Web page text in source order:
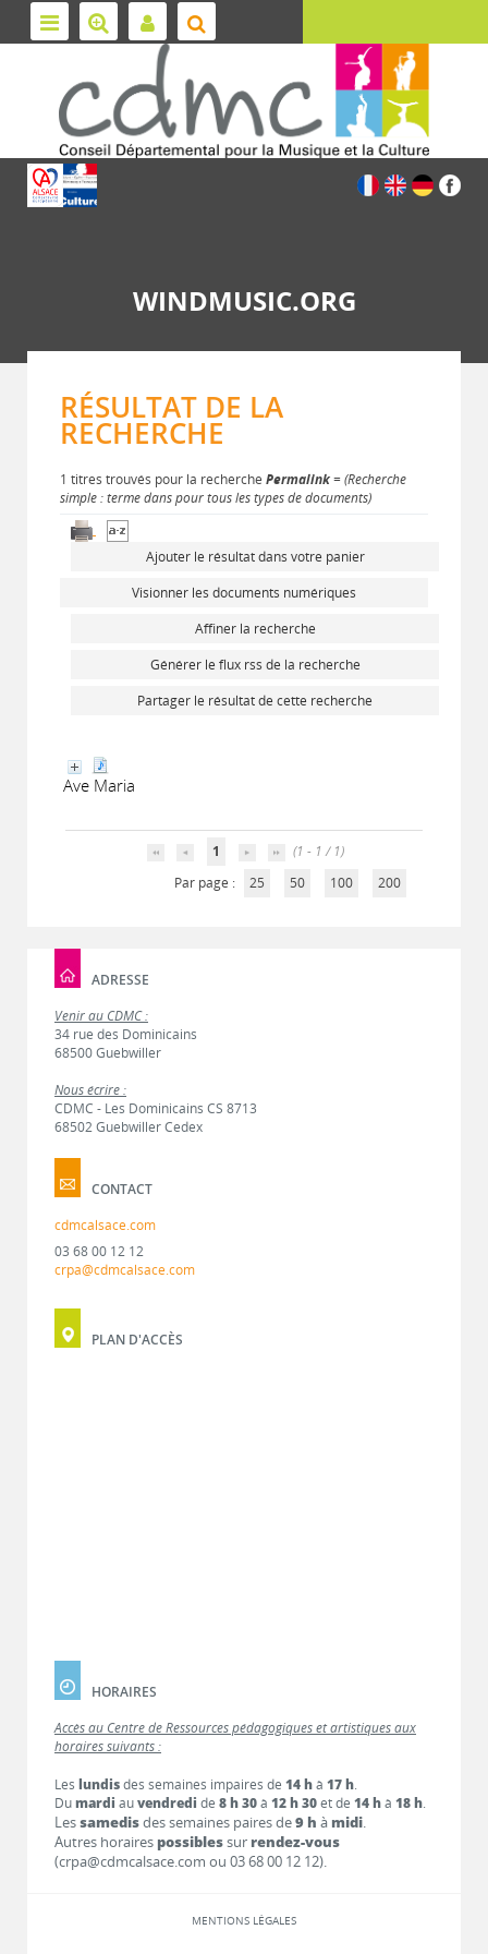
WINDMUSIC.ORG
RÉSULTAT DE LA
RECHERCHE
1 titres trouvés pour la recherche Permalink= (Recherche
simple : terme dans pour tous les types de documents)
Ajouter le résultat dans votre panier
Visionner les documents numériques
Affiner la recherche
Générer le flux rss de la recherche
Partager le résultat de cette recherche
Ave Maria
1
(1 - 1 / 1)
Par page :
25 50 100 200
ADRESSE
Venir au CDMC :
34 rue des Dominicains
68500 Guebwiller
Nous écrire :
CDMC - Les Dominicains CS 8713
68502 Guebwiller Cedex
CONTACT
cdmcalsace.com
03 68 00 12 12
crpa@cdmcalsace.com
PLAN D'ACCÈS
HORAIRES
Accès au Centre de Ressources pédagogiques et artistiques aux
horaires suivants :
Les lundisdes semaines impaires de 14 hà 17 h.
Dumardi auvendredi de 8 h 30à 12 h 30et de 14 hà 18 h.
Lessamedisdes semaines paires de9 h à midi.
Autres horaires possiblessur rendez-vous
(crpa@cdmcalsace.com ou 03 68 00 12 12).
MENTIONS LÉGALES